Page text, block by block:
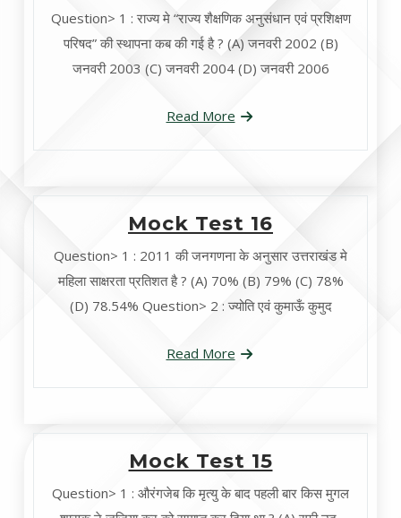
Question> 1 : राज्य मे “राज्य शैक्षणिक अनुसंधान एवं प्रशिक्षण
परिषद” की स्थापना कब की गई है ? (A) जनवरी 2002 (B)
जनवरी 2003 (C) जनवरी 2004 (D) जनवरी 2006
Read More
Mock Test 16
Question> 1 : 2011 की जनगणना के अनुसार उत्तराखंड मे
महिला साक्षरता प्रतिशत है ? (A) 70% (B) 79% (C) 78%
(D) 78.54% Question> 2 : ज्योति एवं कुमाऊँ कुमुद
Read More
Mock Test 15
Question> 1 : औरंगजेब कि मृत्यु के बाद पहली बार किस मुगल